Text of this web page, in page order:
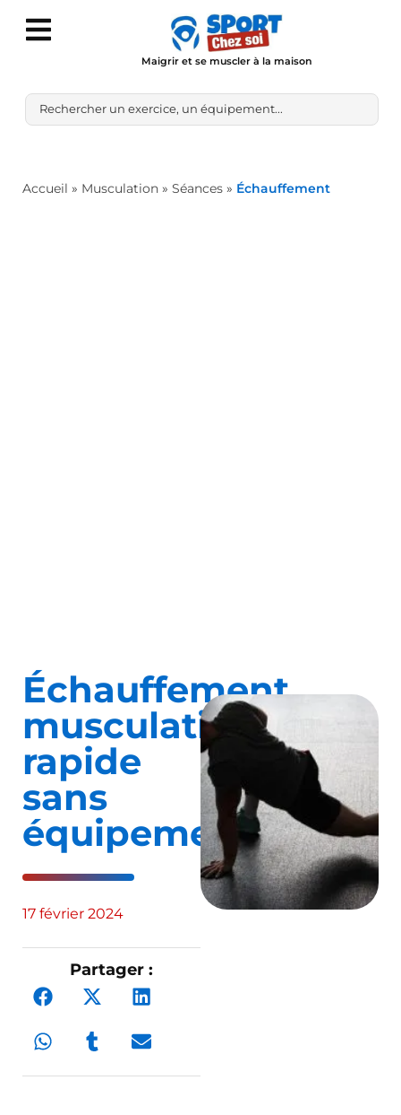
Maigrir et se muscler à la maison
Accueil » Musculation » Séances » Échauffement
Échauffement
musculation
rapide
sans
équipement
17 février 2024
Partager :